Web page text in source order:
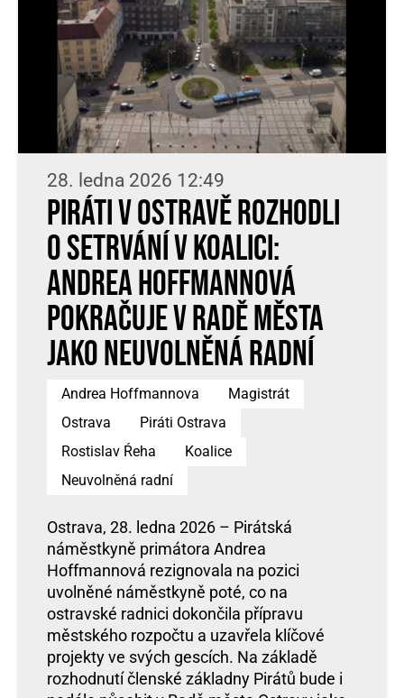
28. ledna 2026 12:49
Piráti v Ostravě rozhodli
o setrvání v koalici:
Andrea Hoffmannová
pokračuje v Radě města
jako neuvolněná radní
Andrea Hoffmannova
Magistrát
Ostrava
Piráti Ostrava
Rostislav Ŕeha
Koalice
Neuvolněná radní
Ostrava, 28. ledna 2026 – Pirátská
náměstkyně primátora Andrea
Hoffmannová rezignovala na pozici
uvolněné náměstkyně poté, co na
ostravské radnici dokončila přípravu
městského rozpočtu a uzavřela klíčové
projekty ve svých gescích. Na základě
rozhodnutí členské základny Pirátů bude i